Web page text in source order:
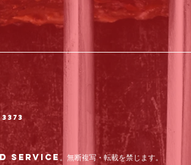
。無断複写・転載を禁じます。